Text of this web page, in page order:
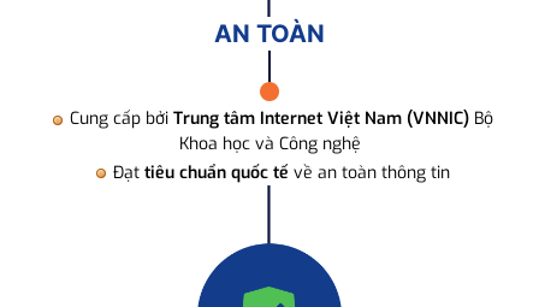
AN TOÀN
Cung cấp bởi Trung tâm Internet Việt Nam (VNNIC) Bộ
Khoa học và Công nghệ
Đạt tiêu chuẩn quốc tế về an toàn thông tin